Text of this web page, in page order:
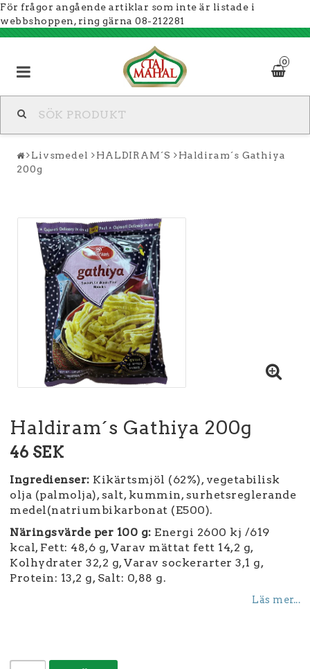
För frågor angående artiklar som inte är listade i
webbshoppen, ring gärna 08-212281
0
Livsmedel HALDIRAM´S
Haldiram´s Gathiya
200g
Haldiram´s Gathiya 200g
46 SEK
Ingredienser: Kikärtsmjöl (62%), vegetabilisk
olja (palmolja), salt, kummin, surhetsreglerande
medel(natriumbikarbonat (E500).
Näringsvärde per 100 g: Energi 2600 kj /619
kcal, Fett: 48,6 g, Varav mättat fett 14,2 g,
Kolhydrater 32,2 g, Varav sockerarter 3,1 g,
Protein: 13,2 g, Salt: 0,88 g.
Läs mer...